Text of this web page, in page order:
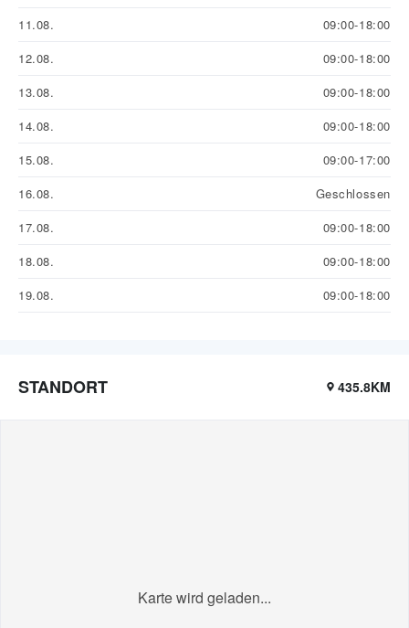
11.08.
09:00-18:00
12.08.
09:00-18:00
13.08.
09:00-18:00
14.08.
09:00-18:00
15.08.
09:00-17:00
16.08.
Geschlossen
17.08.
09:00-18:00
18.08.
09:00-18:00
19.08.
09:00-18:00
STANDORT 435.8KM
Karte wird geladen...